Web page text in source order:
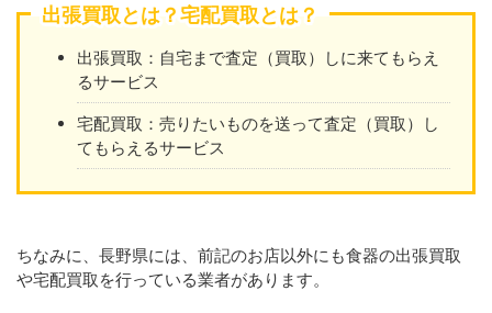
出張買取とは？宅配買取とは？
出張買取：自宅まで査定（買取）しに来てもらえ
るサービス
宅配買取：売りたいものを送って査定（買取）し
てもらえるサービス
ちなみに、長野県には、前記のお店以外にも食器の出張買取
や宅配買取を行っている業者があります。